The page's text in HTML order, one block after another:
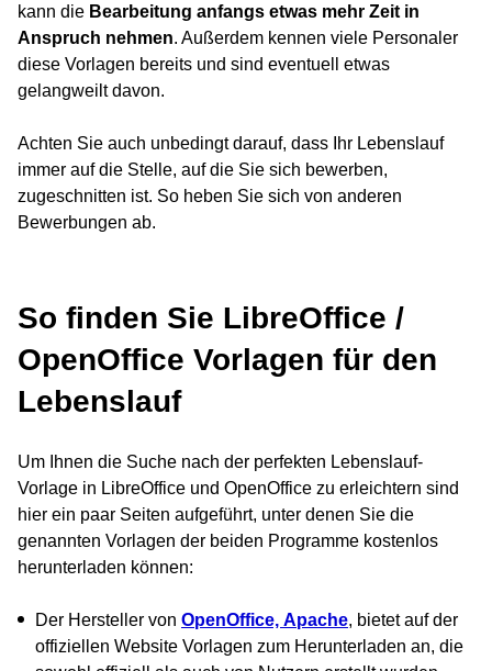
kann die Bearbeitung anfangs etwas mehr Zeit in
Anspruch nehmen. Außerdem kennen viele Personaler
diese Vorlagen bereits und sind eventuell etwas
gelangweilt davon.
Achten Sie auch unbedingt darauf, dass Ihr Lebenslauf
immer auf die Stelle, auf die Sie sich bewerben,
zugeschnitten ist. So heben Sie sich von anderen
Bewerbungen ab.
So finden Sie LibreOffice /
OpenOffice Vorlagen für den
Lebenslauf
Um Ihnen die Suche nach der perfekten Lebenslauf-
Vorlage in LibreOffice und OpenOffice zu erleichtern sind
hier ein paar Seiten aufgeführt, unter denen Sie die
genannten Vorlagen der beiden Programme kostenlos
herunterladen können:
Der Hersteller von OpenOffice, Apache, bietet auf der
offiziellen Website Vorlagen zum Herunterladen an, die